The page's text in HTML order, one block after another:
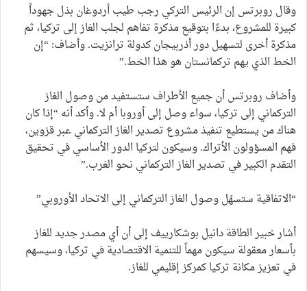
وقال روبرتس إن الرئيس التركي رجب طيب أردوغان بذل جهوداً
كبيرة للمشروع، بدءًا بتوقيع مذكرة تفاهم لجلب الغاز إلى تركيا، ثم
مذكرة أخرى لتسهيل دور أذربيجان كدولة ترانزيت. وأضاف: “إن
الخط الذي يهم تركمانستان هو هذا الخط.”
وأضاف روبرتس أن جميع الأطراف ستستفيد من وصول الغاز
التركماني إلى تركيا، سواء وصل إلى أوروبا أم لا. وأكد أنه “إذا كان
هناك من يستطيع تنفيذ مشروع تصدير الغاز التركماني عبر قزوين،
فهم المسؤولون الأتراك. وسيكون لتركيا الدور الأساسي في تحقيق
التقدم الكبير في تصدير الغاز التركماني نحو الغرب.”
“الاتفاقية ستسهّل وصول الغاز التركماني إلى الاتحاد الأوروبي”
أشار خبير الطاقة دانيل بوشكارييف إلى أن أي مصدر جديد للغاز
بأسعار معقولة سيكون مهماً للتنمية الاقتصادية في تركيا، وسيسهم
في تعزيز مكانة تركيا كمركز إقليمي للغاز.